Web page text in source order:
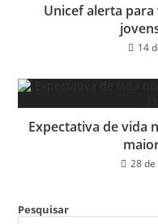
Unicef alerta
14
Expectativa de vida
28
Pesquisar